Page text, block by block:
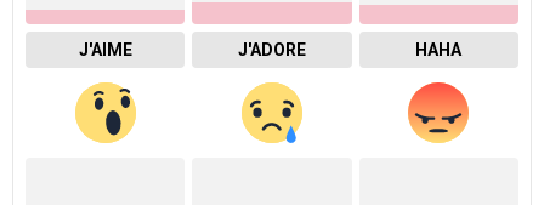
J'AIME J'ADORE HAHA